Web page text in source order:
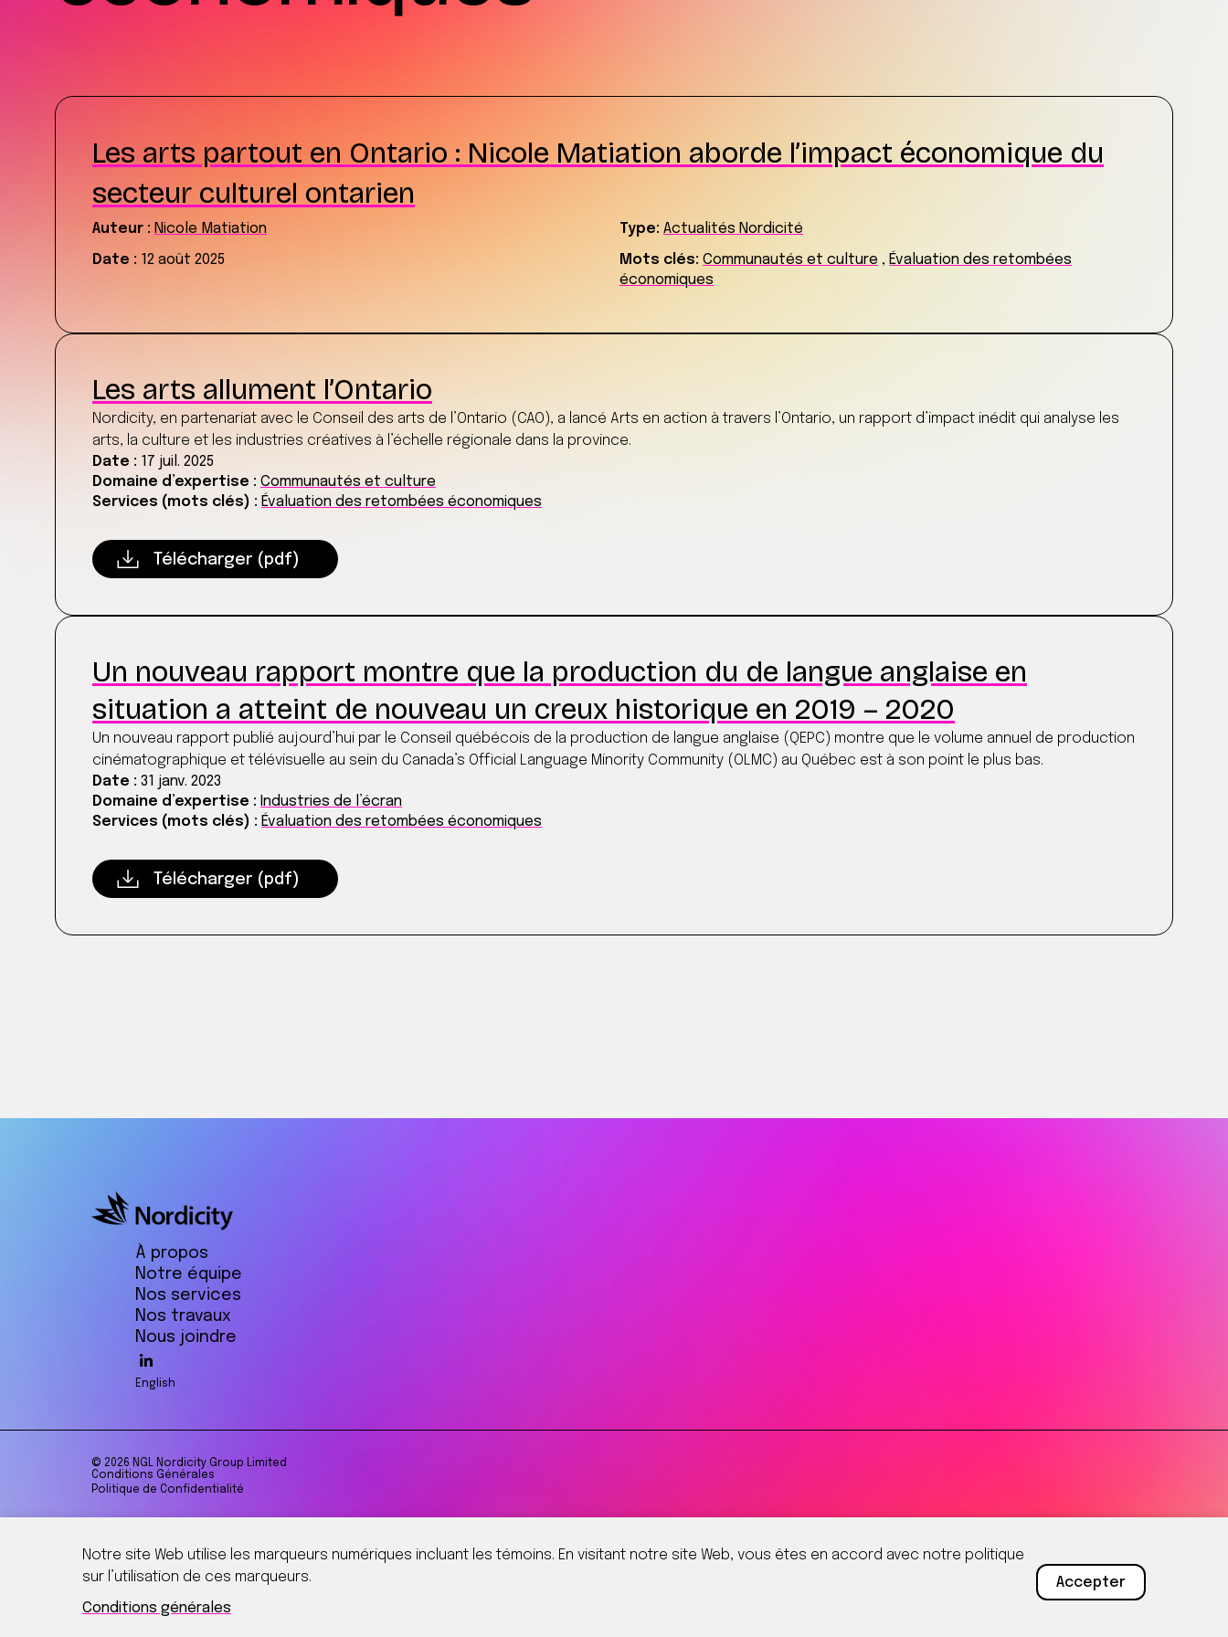
Les arts partout en Ontario : Nicole Matiation aborde l’impact économique du
secteur culturel ontarien
Auteur : Nicole Matiation Type: Actualités Nordicité
Date : 12 août 2025 Mots clés: Communautés et culture , Évaluation des retombées
économiques
Les arts allument l’Ontario
Nordicity, en partenariat avec le Conseil des arts de l’Ontario (CAO), a lancé Arts en action à travers l’Ontario, un rapport d’impact inédit qui analyse les
arts, la culture et les industries créatives à l’échelle régionale dans la province.
Date : 17 juil. 2025
Domaine d’expertise : Communautés et culture
Services (mots clés) : Évaluation des retombées économiques
Télécharger (pdf)
Un nouveau rapport montre que la production du de langue anglaise en
situation a atteint de nouveau un creux historique en 2019 – 2020
Un nouveau rapport publié aujourd’hui par le Conseil québécois de la production de langue anglaise (QEPC) montre que le volume annuel de production
cinématographique et télévisuelle au sein du Canada’s Official Language Minority Community (OLMC) au Québec est à son point le plus bas.
Date : 31 janv. 2023
Domaine d’expertise : Industries de l’écran
Services (mots clés) : Évaluation des retombées économiques
Télécharger (pdf)
À propos
Notre équipe
Nos services
Nos travaux
Nous joindre
English
© 2026 NGL Nordicity Group Limited
Conditions Générales
Politique de Confidentialité
Notre site Web utilise les marqueurs numériques incluant les témoins. En visitant notre site Web, vous êtes en accord avec notre politique
sur l’utilisation de ces marqueurs.
Conditions générales
Accepter